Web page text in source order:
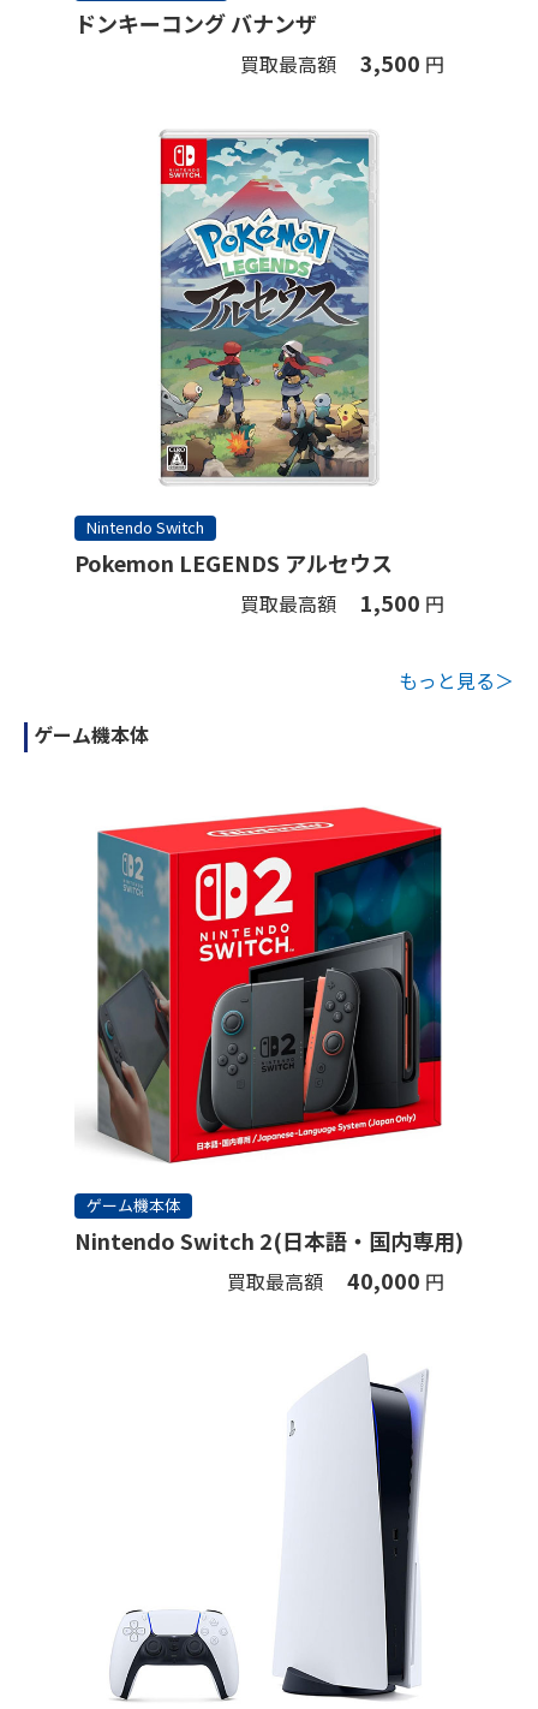
ドンキーコング バナンザ
買取最高額 3,500 円
Nintendo Switch
Pokemon LEGENDS アルセウス
買取最高額 1,500 円
もっと見る＞
ゲーム機本体
ゲーム機本体
Nintendo Switch 2(日本語・国内専用)
買取最高額 40,000 円